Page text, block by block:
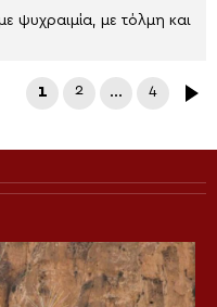
ψυχραιμία, με τόλμη και
1 2 … 4